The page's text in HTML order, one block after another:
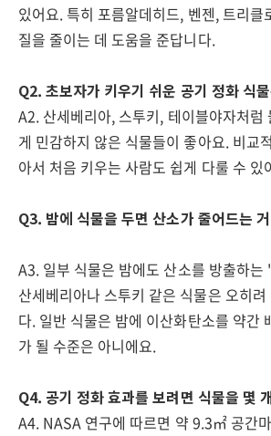
있어요. 특히 포름알데히드, 벤젠, 트리클
질을 줄이는 데 도움을 준답니다.
Q2. 초보자가 키우기 쉬운 공기 정화 식
A2. 산세베리아, 스투키, 테이블야자처럼
게 민감하지 않은 식물들이 좋아요. 비교
아서 처음 키우는 사람도 쉽게 다룰 수 있
Q3. 밤에 식물을 두면 산소가 줄어드는
A3. 일부 식물은 밤에도 산소를 방출하는
산세베리아나 스투키 같은 식물은 오히
다. 일반 식물은 밤에 이산화탄소를 약간
가 될 수준은 아니에요.
Q4. 공기 정화 효과를 보려면 식물을 몇
A4. NASA 연구에 따르면 약 9.3㎡ 공간